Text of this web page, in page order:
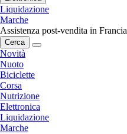
Liquidazione
Marche
Assistenza post-vendita in Francia
Cerca
Novità
Nuoto
Biciclette
Corsa
Nutrizione
Elettronica
Liquidazione
Marche